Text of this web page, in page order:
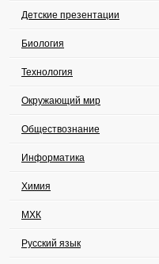
Детские презентации
Биология
Технология
Окружающий мир
Обществознание
Информатика
Химия
МХК
Русский язык